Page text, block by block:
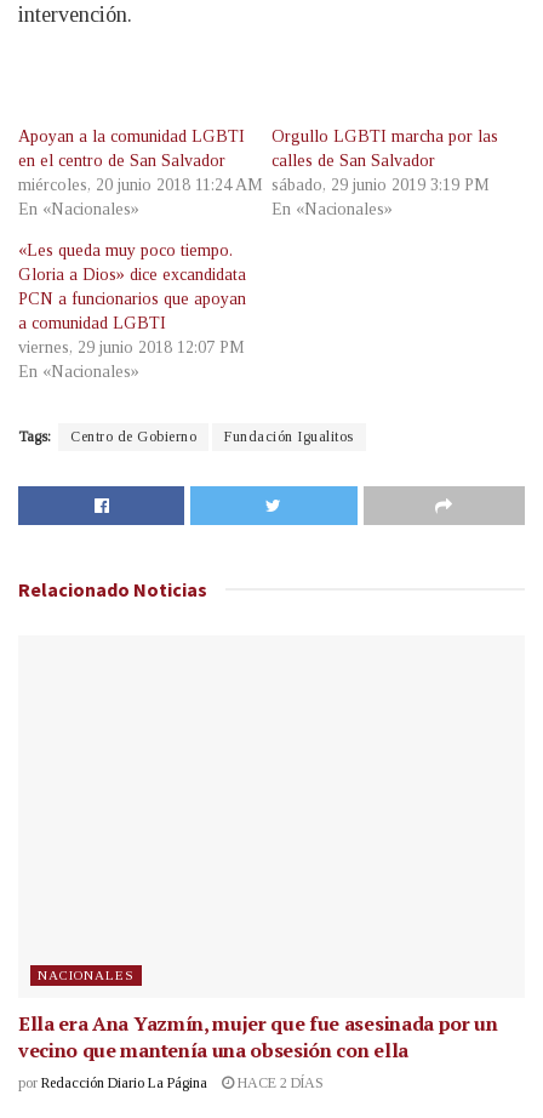
intervención.
Apoyan a la comunidad LGBTI
en el centro de San Salvador
miércoles, 20 junio 2018 11:24 AM
En «Nacionales»
Orgullo LGBTI marcha por las
calles de San Salvador
sábado, 29 junio 2019 3:19 PM
En «Nacionales»
«Les queda muy poco tiempo.
Gloria a Dios» dice excandidata
PCN a funcionarios que apoyan
a comunidad LGBTI
viernes, 29 junio 2018 12:07 PM
En «Nacionales»
Tags: Centro de Gobierno Fundación Igualitos
Relacionado Noticias
NACIONALES
Ella era Ana Yazmín, mujer que fue asesinada por un
vecino que mantenía una obsesión con ella
por Redacción Diario La Página HACE 2 DÍAS